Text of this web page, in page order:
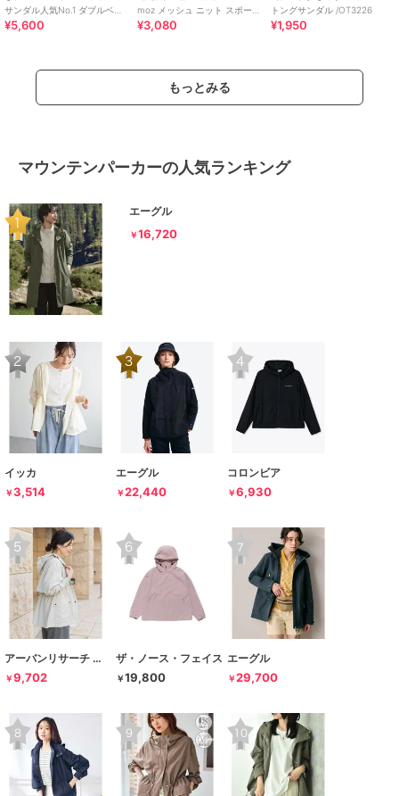
サンダル人気No.1 ダブルベル
ト スポーツサンダル /42207
¥5,600
moz メッシュ ニット スポーツ
サンダル
¥3,080
トングサンダル /OT3226
¥1,950
もっとみる
マウンテンパーカーの人気ランキング
エーグル
￥16,720
イッカ
￥3,514
エーグル
￥22,440
コロンビア
￥6,930
アーバンリサーチ ドアーズ
￥9,702
ザ・ノース・フェイス
￥19,800
エーグル
￥29,700